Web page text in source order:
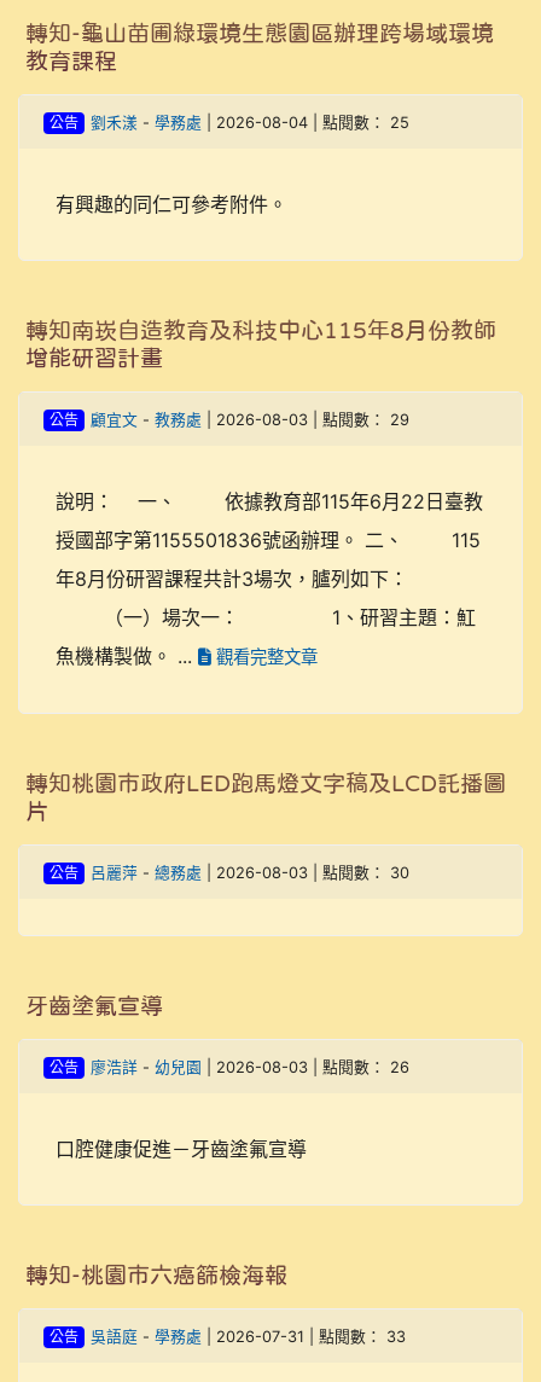
轉知-龜山苗圃綠環境生態園區辦理跨場域環境
教育課程
公告 劉禾漾- 學務處 | 2026-08-04 | 點閱數： 25
有興趣的同仁可參考附件。
轉知南崁自造教育及科技中心115年8月份教師
增能研習計畫
公告 顧宜文- 教務處 | 2026-08-03 | 點閱數： 29
說明： 一、 依據教育部115年6月22日臺教
授國部字第1155501836號函辦理。 二、 115
年8月份研習課程共計3場次，臚列如下：
（一）場次一： 1、研習主題：魟
魚機構製做。 ...
觀看完整文章
轉知桃園市政府LED跑馬燈文字稿及LCD託播圖
片
公告 呂麗萍- 總務處 | 2026-08-03 | 點閱數： 30
牙齒塗氟宣導
公告 廖浩詳- 幼兒園 | 2026-08-03 | 點閱數： 26
口腔健康促進－牙齒塗氟宣導
轉知-桃園市六癌篩檢海報
公告 吳語庭- 學務處 | 2026-07-31 | 點閱數： 33